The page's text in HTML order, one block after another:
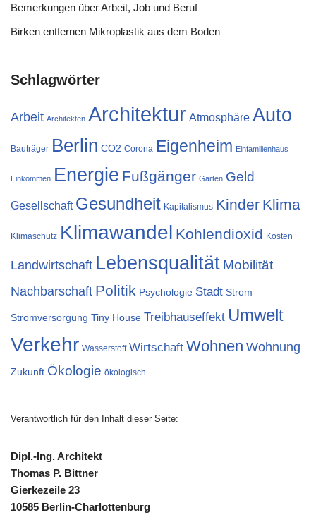
Bemerkungen über Arbeit, Job und Beruf
Birken entfernen Mikroplastik aus dem Boden
Schlagwörter
Arbeit Architekten Architektur Atmosphäre Auto
Bauträger Berlin CO2 Corona Eigenheim Einfamilienhaus
Einkommen Energie Fußgänger Garten Geld
Gesellschaft Gesundheit Kapitalismus Kinder Klima
Klimaschutz Klimawandel Kohlendioxid Kosten
Landwirtschaft Lebensqualität Mobilität
Nachbarschaft Politik Psychologie Stadt Strom
Stromversorgung Tiny House Treibhauseffekt Umwelt
Verkehr Wasserstoff Wirtschaft Wohnen Wohnung
Zukunft Ökologie ökologisch
Verantwortlich für den Inhalt dieser Seite:
Dipl.-Ing. Architekt
Thomas P. Bittner
Gierkezeile 23
10585 Berlin-Charlottenburg